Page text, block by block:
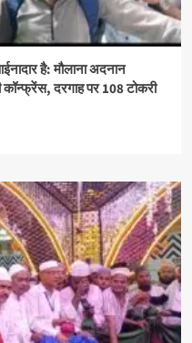
है: मौलाना अदनान
दरगाह पर 108 टोकरी